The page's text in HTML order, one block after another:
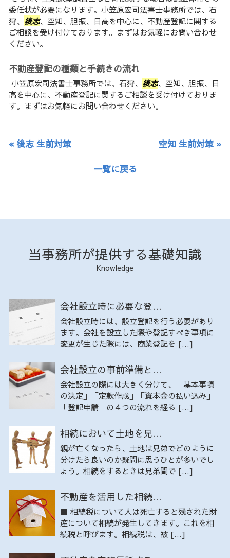
委任状が必要になります。小笠原宏司法書士事務所では、石
狩、 後志、空知、胆振、日高を中心に、不動産登記に関する
ご相談を受け付けております。まずはお気軽にお問い合わせ
ください。
不動産登記の種類と手続きの流れ
小笠原宏司法書士事務所では、石狩、 後志、空知、胆振、日
高を中心に、不動産登記に関するご相談を受け付けておりま
す。まずはお気軽にお問い合わせください。
« 後志 生前対策 空知 生前対策 »
一覧に戻る
当事務所が提供する基礎知識
Knowledge
会社設立時に必要な登...
会社設立時には、設立登記を行う必要があり
ます。会社を設立した際や登記すべき事項に
変更が生じた際には、商業登記を […]
会社設立の事前準備と...
会社設立の際には大きく分けて、「基本事項
の決定」「定款作成」「資本金の払い込み」
「登記申請」の４つの流れを経る […]
相続において土地を兄...
親が亡くなったら、土地は兄弟でどのように
分けたら良いのか疑問に思うひとが多いでし
ょう。相続をするときは兄弟間で […]
不動産を活用した相続...
■ 相続税について人は死亡すると残された財
産について相続が発生してきます。これを相
続税と呼びます。相続税は、被 […]